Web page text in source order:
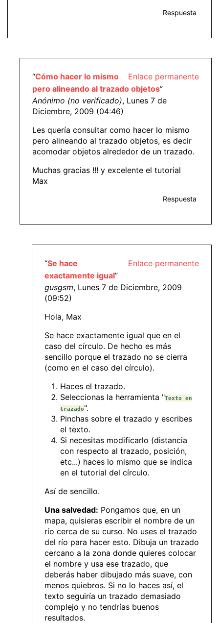
Respuesta
Enlace permanente
“Cómo hacer lo mismo
pero alineando al trazado objetos”
Anónimo (no verificado), Lunes 7 de
Diciembre, 2009 (04:46)
Les quería consultar como hacer lo mismo
pero alineando al trazado objetos, es decir
acomodar objetos alrededor de un trazado.
Muchas gracias !!! y excelente el tutorial
Max
Respuesta
Enlace permanente
“Se hace
exactamente igual”
gusgsm, Lunes 7 de Diciembre, 2009
(09:52)
Hola, Max
Se hace exactamente igual que en el
caso del círculo. De hecho es más
sencillo porque el trazado no se cierra
(como en el caso del círculo).
Haces el trazado.
Seleccionas la herramienta "Texto en
trazado".
Pinchas sobre el trazado y escribes
el texto.
Si necesitas modificarlo (distancia
con respecto al trazado, posición,
etc...) haces lo mismo que se indica
en el tutorial del círculo.
Así de sencillo.
Una salvedad: Pongamos que, en un
mapa, quisieras escribir el nombre de un
río cerca de su curso. No uses el trazado
del río para hacer esto. Dibuja un trazado
cercano a la zona donde quieres colocar
el nombre y usa ese trazado, que
deberás haber dibujado más suave, con
menos quiebros. Si no lo haces así, el
texto seguiría un trazado demasiado
complejo y no tendrías buenos
resultados.